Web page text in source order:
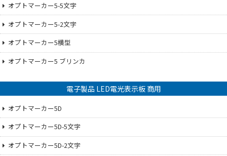
オプトマーカー5-5文字
オプトマーカー5-2文字
オプトマーカー5横型
オプトマーカー5 ブリンカ
電子製品 LED電光表示板 商用
オプトマーカー5D
オプトマーカー5D-5文字
オプトマーカー5D-2文字